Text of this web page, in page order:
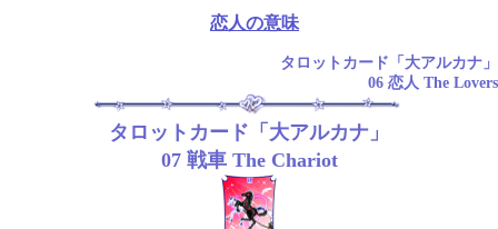
恋人の意味
タロットカード「大アルカナ」
06 恋人 The Lovers
タロットカード「大アルカナ」
07 戦車 The Chariot